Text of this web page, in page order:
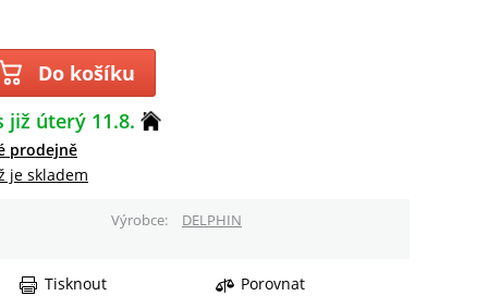
Do košíku
již úterý 11.8.
prodejně
je skladem
Výrobce
DELPHIN
Porovnat
Tisknout